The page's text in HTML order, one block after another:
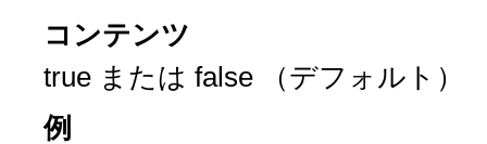
コンテンツ
true または false
（デフォルト）
例